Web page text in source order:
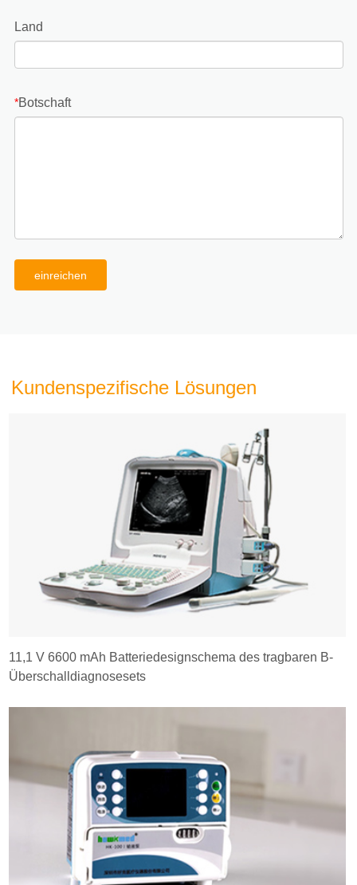
Land
*Botschaft
einreichen
Kundenspezifische Lösungen
11,1 V 6600 mAh Batteriedesignschema des tragbaren B-
Überschalldiagnosesets